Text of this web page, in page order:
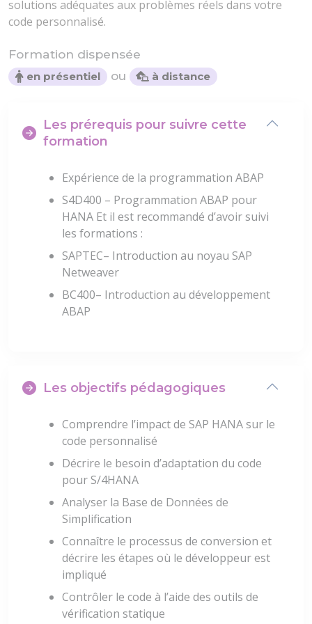
solutions adéquates aux problèmes réels dans votre
code personnalisé.
Formation dispensée
en présentiel ou à distance
Les prérequis pour suivre cette
formation
Expérience de la programmation ABAP
S4D400 – Programmation ABAP pour
HANA Et il est recommandé d’avoir suivi
les formations :
SAPTEC– Introduction au noyau SAP
Netweaver
BC400– Introduction au développement
ABAP
Les objectifs pédagogiques
Comprendre l’impact de SAP HANA sur le
code personnalisé
Décrire le besoin d’adaptation du code
pour S/4HANA
Analyser la Base de Données de
Simplification
Connaître le processus de conversion et
décrire les étapes où le développeur est
impliqué
Contrôler le code à l’aide des outils de
vérification statique